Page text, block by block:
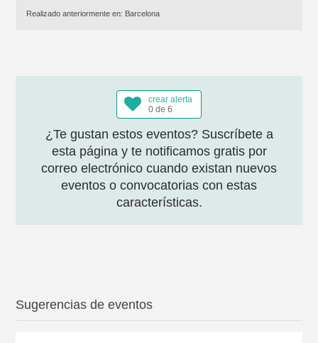
Realizado anteriormente en: Barcelona
crear alerta
0 de 6
¿Te gustan estos eventos? Suscríbete a
esta página y te notificamos gratis por
correo electrónico cuando existan nuevos
eventos o convocatorias con estas
características.
Sugerencias de eventos